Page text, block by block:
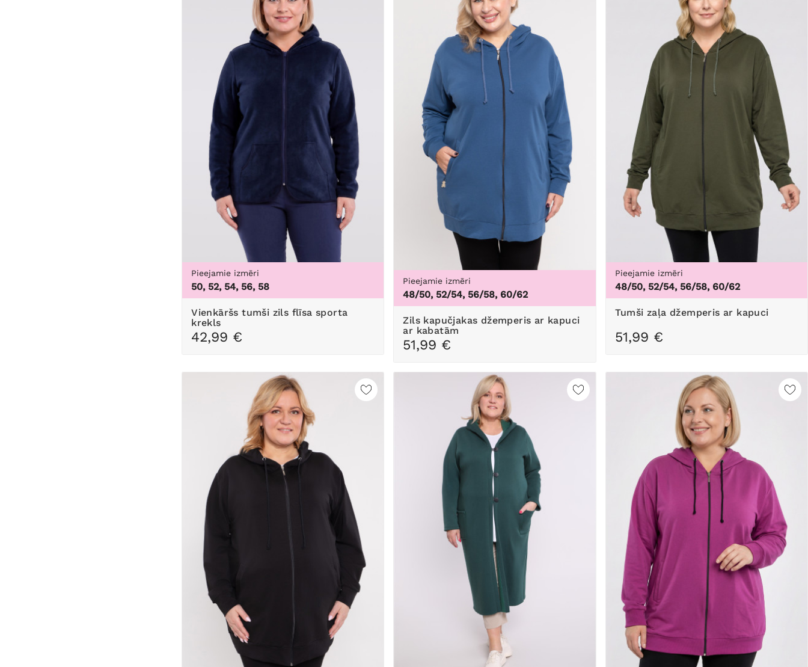
Pieejamie izmēri
50, 52, 54, 56, 58
Vienkāršs tumši zils flīsa sporta
krekls
42,99 €
Pieejamie izmēri
48/50, 52/54, 56/58, 60/62
Zils kapučjakas džemperis ar kapuci
ar kabatām
51,99 €
Pieejamie izmēri
48/50, 52/54, 56/58, 60/62
Tumši zaļa džemperis ar kapuci
51,99 €